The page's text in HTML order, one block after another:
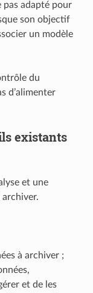
pas adapté pour
son objectif
un modèle
du
d’alimenter
existants
et une
archiver.
à archiver ;
et de les